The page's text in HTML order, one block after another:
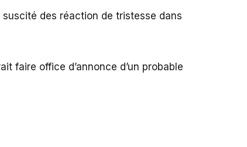
des réaction de tristesse dans
faire office d’annonce d’un probable